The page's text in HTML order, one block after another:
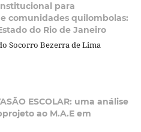
para
comunidades quilombolas:
do Rio de Janeiro
Socorro Bezerra de Lima
ESCOLAR: uma análise
ao M.A.E em